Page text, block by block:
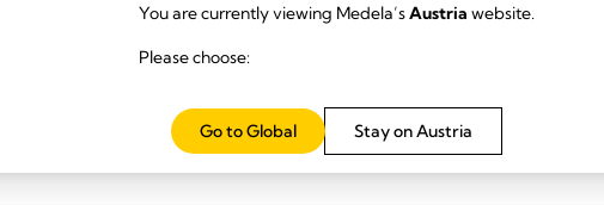
an die Solo™ Hands-free Milchpumpe
kann ich mich frei bewegen?
You are currently viewing Medela’sAustria website.
Please choose:
Stay on Austria
Go to Global